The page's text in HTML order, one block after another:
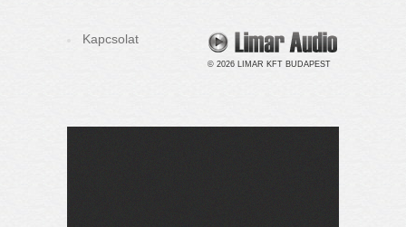
© 2026 LIMAR KFT BUDAPEST
Kapcsolat